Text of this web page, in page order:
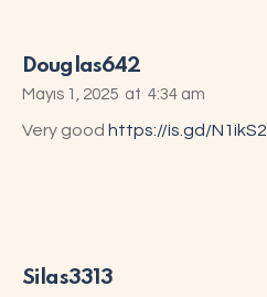
Douglas642
Mayıs 1, 2025 at 4:34 am
Very good https://is.gd/N1ikS2
Silas3313